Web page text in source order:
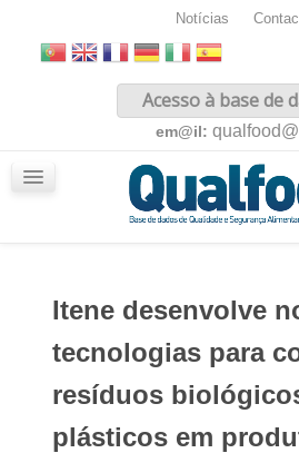
Notícias
Acesso à base de
em@il:
Itene desenvolve
tecnologias para
resíduos
plásticos em